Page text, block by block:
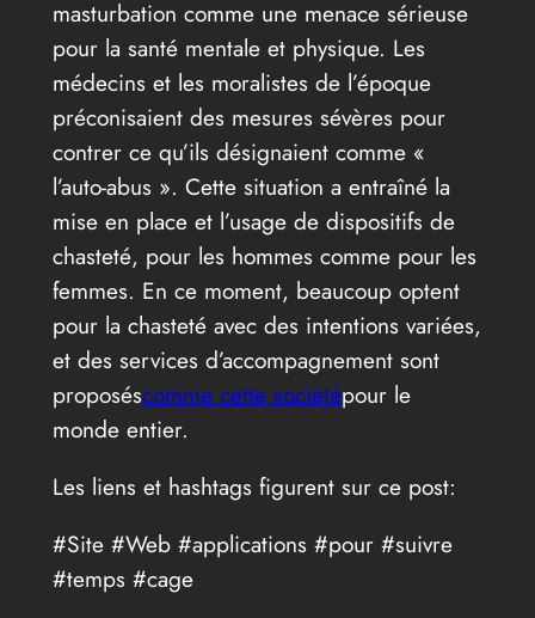
masturbation comme une menace sérieuse
pour la santé mentale et physique. Les
médecins et les moralistes de l’époque
préconisaient des mesures sévères pour
contrer ce qu’ils désignaient comme «
l’auto-abus ». Cette situation a entraîné la
mise en place et l’usage de dispositifs de
chasteté, pour les hommes comme pour les
femmes. En ce moment, beaucoup optent
pour la chasteté avec des intentions variées,
et des services d’accompagnement sont
proposéscomme cette sociétépour le
monde entier.
Les liens et hashtags figurent sur ce post:
#Site #Web #applications #pour #suivre
#temps #cage